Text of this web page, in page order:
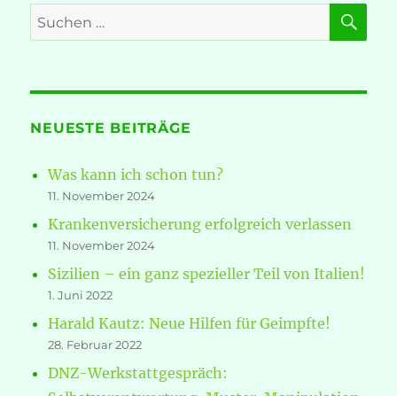
Suche
nach:
NEUESTE BEITRÄGE
Was kann ich schon tun?
11. November 2024
Krankenversicherung erfolgreich verlassen
11. November 2024
Sizilien – ein ganz spezieller Teil von Italien!
1. Juni 2022
Harald Kautz: Neue Hilfen für Geimpfte!
28. Februar 2022
DNZ-Werkstattgespräch: